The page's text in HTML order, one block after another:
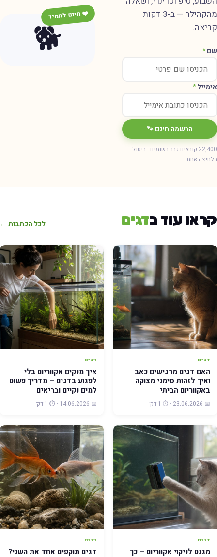
מהקהילה — ב-3 דקות
*
*
הרשמה חינם 🐾
22,400 קוראים כבר רשומים · ביטול
אחת
🐕
❤️ חינם לתמיד
עוד בדגים לכל הכתבות ←
דגים
האם דגים מרגישים כאב
ואיך לזהות סימני מצוקה
באקווריום הביתי
📅 23.06.2026 · ⏱️ 1 דק׳
דגים
איך מנקים אקווריום בלי
לפגוע בדגים – מדריך פשוט
למים נקיים ובריאים
📅 14.06.2026 · ⏱️ 1 דק׳
דגים
מגנט לניקוי אקווריום – כך
דגים
דגים תוקפים אחד את השני?